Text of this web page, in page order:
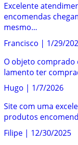
Excelente
encomendas
mesmo...
Francisco | 1/29/
O objeto comprado
lamento ter
Hugo | 1/7/2026
Site com uma
produtos
Filipe | 12/30/2025